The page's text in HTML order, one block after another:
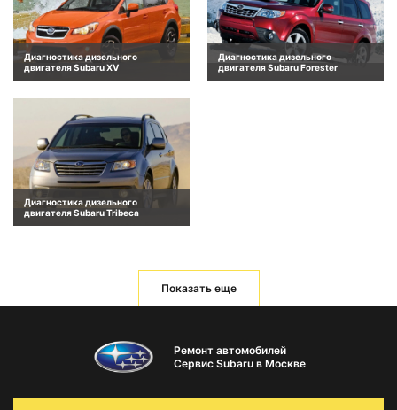
Диагностика дизельного
двигателя Subaru XV
Диагностика дизельного
двигателя Subaru Forester
Диагностика дизельного
двигателя Subaru Tribeca
Показать еще
Ремонт автомобилей
Сервис Subaru в Москве